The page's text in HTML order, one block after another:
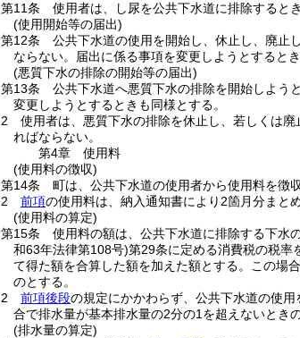
第11条
使用者は、し尿を公共下水道に排除すると
(使用開始等の届出)
第12条
公共下水道の使用を開始し、休止し、廃止
ならない。
届出に係る事項を変更しようとすると
(悪質下水の排除の開始等の届出)
第13条
公共下水道へ悪質下水の排除を開始しよう
変更しようとするときも同様とする。
2
使用者は、悪質下水の排除を休止し、若しくは
ればならない。
第4章
使用料
(使用料の徴収)
第14条
町は、公共下水道の使用者から使用料を徴収
2
前項の使用料は、納入通知書により2箇月分まと
(使用料の算定)
第15条
使用料の額は、公共下水道に排除する下水
和63年法律第108号)第29条に定める消費税の税率
て得た額を合算した額を加えた額とする。
この場
のとする。
2
前項後段の規定にかかわらず、公共下水道の使
合で排水量が基本排水量の2分の1を超えないとき
(排水量の算定)